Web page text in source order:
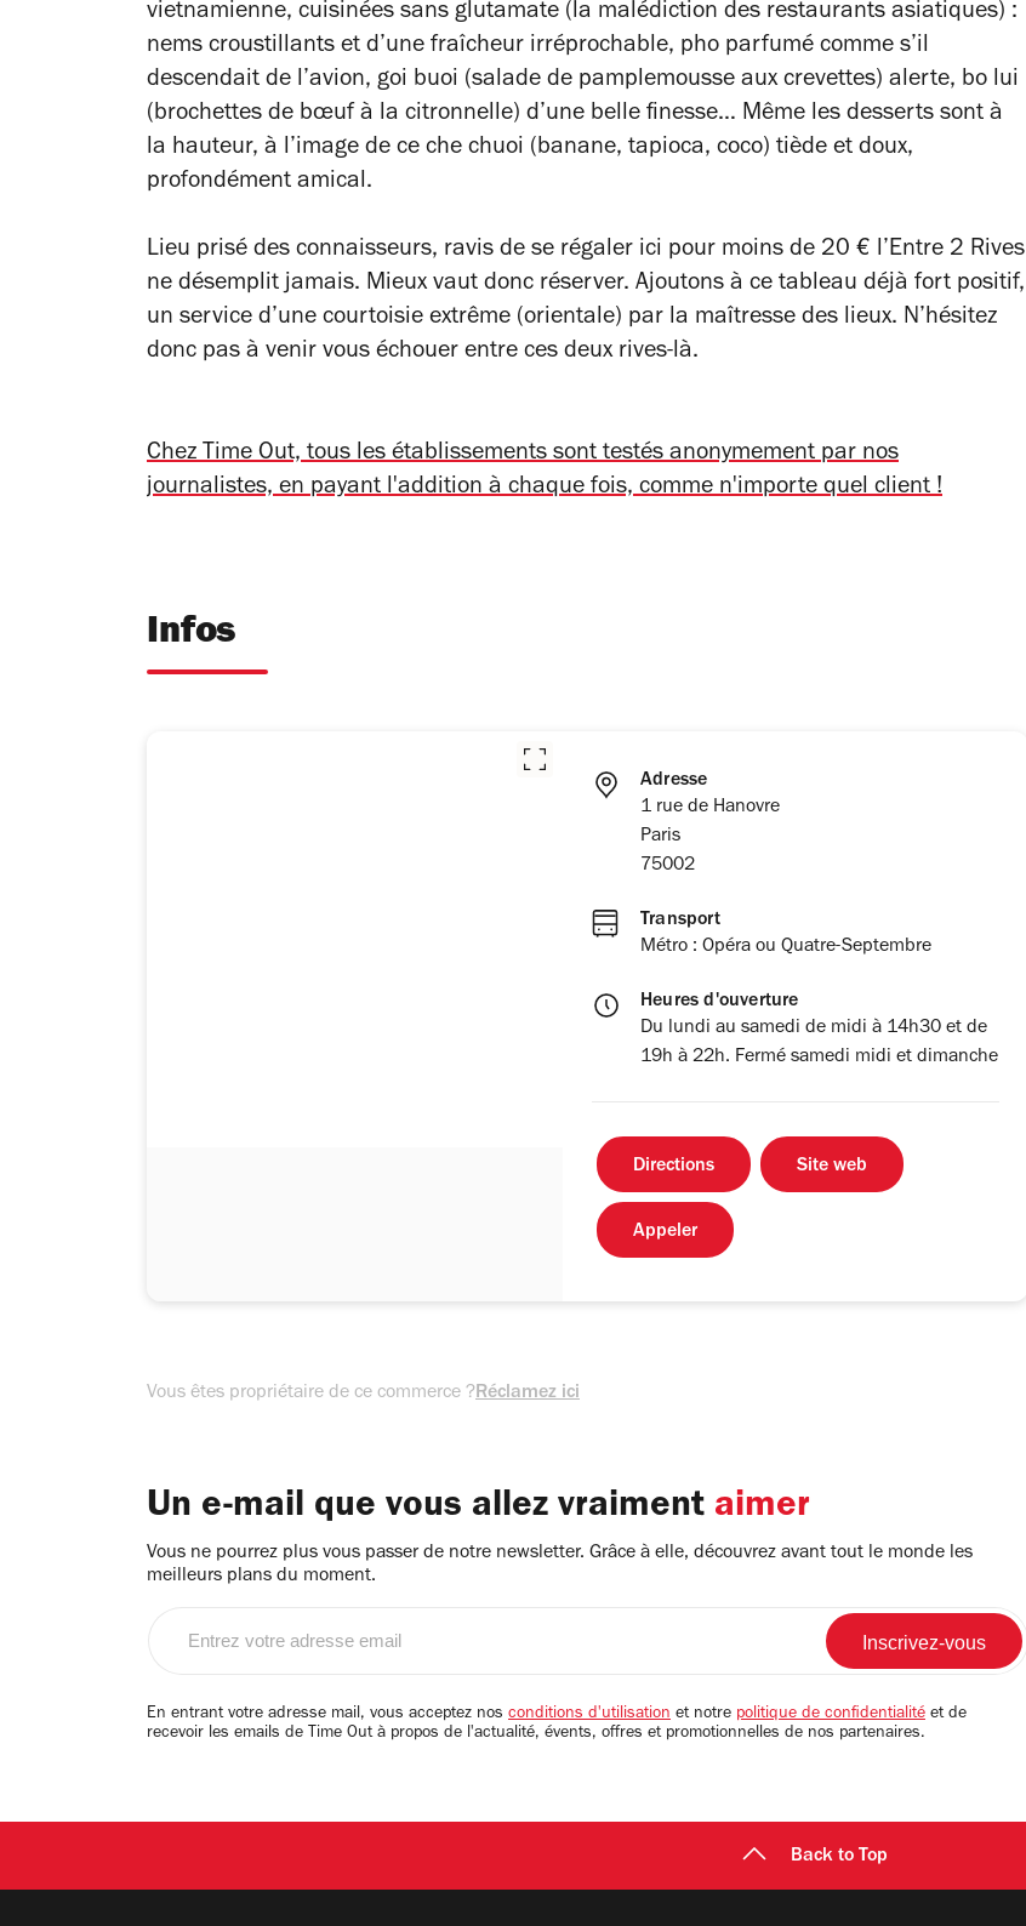
vietnamienne, cuisinées sans glutamate (la malédiction des restaurants asiatiques) :
nems croustillants et d’une fraîcheur irréprochable, pho parfumé comme s’il
descendait de l’avion, goi buoi (salade de pamplemousse aux crevettes) alerte, bo lui
(brochettes de bœuf à la citronnelle) d’une belle finesse… Même les desserts sont à
la hauteur, à l’image de ce che chuoi (banane, tapioca, coco) tiède et doux,
profondément amical.
Lieu prisé des connaisseurs, ravis de se régaler ici pour moins de 20 € l’Entre 2 Rives
ne désemplit jamais. Mieux vaut donc réserver. Ajoutons à ce tableau déjà fort positif,
un service d’une courtoisie extrême (orientale) par la maîtresse des lieux. N’hésitez
donc pas à venir vous échouer entre ces deux rives-là.
Chez Time Out, tous les établissements sont testés anonymement par nos
journalistes, en payant l'addition à chaque fois, comme n'importe quel client !
Infos
Adresse
1 rue de Hanovre
Paris
75002
Transport
Métro : Opéra ou Quatre-Septembre
Heures d'ouverture
Du lundi au samedi de midi à 14h30 et de
19h à 22h. Fermé samedi midi et dimanche
Directions Site web
Appeler
Vous êtes propriétaire de ce commerce ?Réclamez ici
Un e-mail que vous allez vraiment aimer
Vous ne pourrez plus vous passer de notre newsletter. Grâce à elle, découvrez avant tout le monde les
meilleurs plans du moment.
email
En entrant votre adresse mail, vous acceptez nos conditions d'utilisation et notre politique de confidentialité et de
recevoir les emails de Time Out à propos de l'actualité, évents, offres et promotionnelles de nos partenaires.
Back to Top